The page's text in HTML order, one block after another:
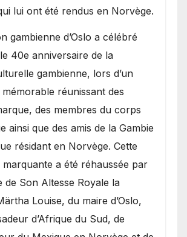
lui ont été rendus en Norvège.
gambienne d’Oslo a célébré
40e anniversaire de la
gambienne, lors d’un
réunissant des
des membres du corps
ainsi que des amis de la Gambie
résidant en Norvège. Cette
a été réhaussée par
de Son Altesse Royale la
Louise, du maire d’Oslo,
d’Afrique du Sud, de